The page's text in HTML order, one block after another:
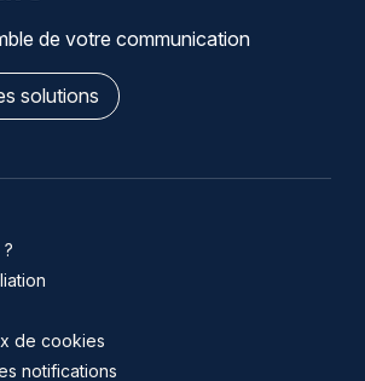
de votre communication
solutions
de cookies
notifications